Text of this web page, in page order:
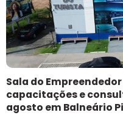
Sala do
capacitações e
agosto em Balneário